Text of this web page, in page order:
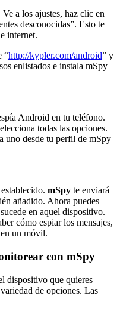
a los ajustes, haz clic en
desconocidas”. Esto te
internet.
“http://kypler.com/android” y
enlistados e instala mSpy
Android en tu teléfono.
todas las opciones.
uno desde tu perfil de mSpy
mSpy te enviará
añadido. Ahora puedes
en aquel dispositivo.
cómo espiar los mensajes,
un móvil.
con mSpy
dispositivo que quieres
de opciones. Las